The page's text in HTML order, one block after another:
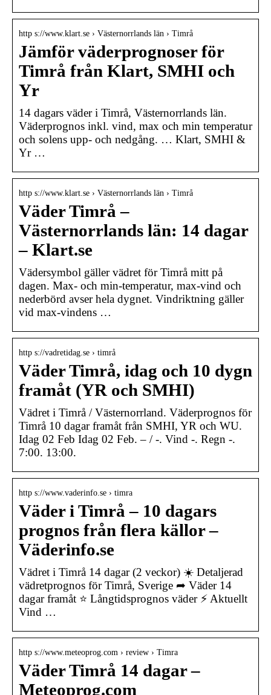
http s://www.klart.se › Västernorrlands län › Timrå
Jämför väderprognoser för
Timrå från Klart, SMHI och
Yr
14 dagars väder i Timrå, Västernorrlands län.
Väderprognos inkl. vind, max och min temperatur
och solens upp- och nedgång. … Klart, SMHI &
Yr …
http s://www.klart.se › Västernorrlands län › Timrå
Väder Timrå –
Västernorrlands län: 14 dagar
– Klart.se
Vädersymbol gäller vädret för Timrå mitt på
dagen. Max- och min-temperatur, max-vind och
nederbörd avser hela dygnet. Vindriktning gäller
vid max-vindens …
http s://vadretidag.se › timrå
Väder Timrå, idag och 10 dygn
framåt (YR och SMHI)
Vädret i Timrå / Västernorrland. Väderprognos för
Timrå 10 dagar framåt från SMHI, YR och WU.
Idag 02 Feb Idag 02 Feb. – / -. Vind -. Regn -.
7:00. 13:00.
http s://www.vaderinfo.se › timra
Väder i Timrå – 10 dagars
prognos från flera källor –
Väderinfo.se
Vädret i Timrå 14 dagar (2 veckor) ☀️ Detaljerad
vädretprognos för Timrå, Sverige ➦ Väder 14
dagar framåt ⭐ Långtidsprognos väder ⚡ Aktuellt
Vind …
http s://www.meteoprog.com › review › Timra
Väder Timrå 14 dagar –
Meteoprog.com